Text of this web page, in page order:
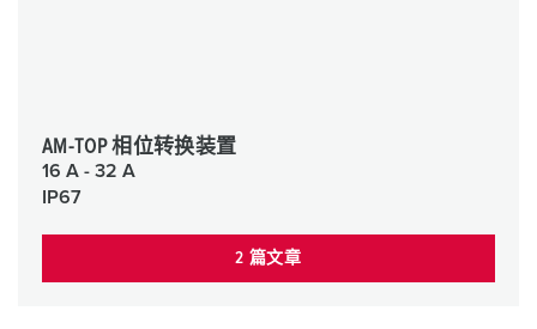
AM-TOP 相位转换装置
16 A - 32 A
IP67
2 篇文章